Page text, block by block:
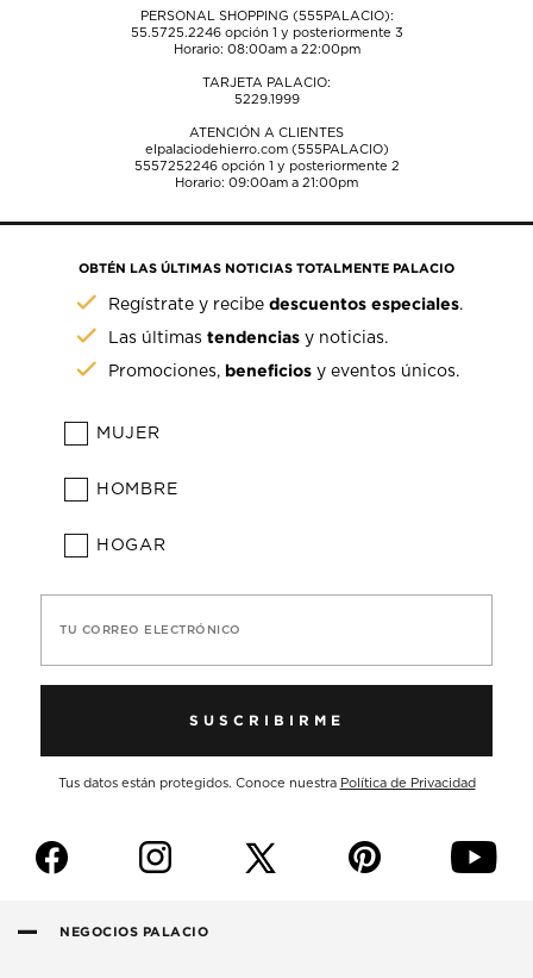
PERSONAL SHOPPING (555PALACIO):
55.5725.2246opción 1 y posteriormente 3
Horario: 08:00am a 22:00pm
TARJETA PALACIO:
5229.1999
ATENCIÓN A CLIENTES
elpalaciodehierro.com (555PALACIO)
5557252246opción 1 y posteriormente 2
Horario: 09:00am a 21:00pm
OBTÉN LAS ÚLTIMAS NOTICIAS TOTALMENTE PALACIO
Regístrate y recibedescuentos especiales.
Las últimastendencias y noticias.
Promociones, beneficios y eventos únicos.
MUJER
HOMBRE
HOGAR
TU CORREO ELECTRÓNICO
SUSCRIBIRME
Tus datos están protegidos. Conoce nuestra Política de Privacidad
f i p y
NEGOCIOS PALACIO